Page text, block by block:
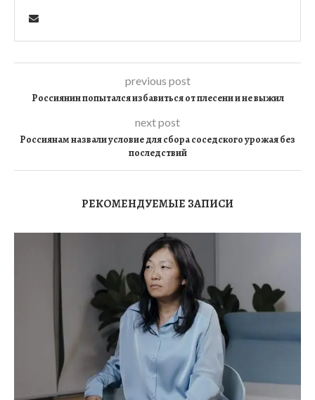
previous post
Россиянин попытался избавиться от плесени и не выжил
next post
Россиянам назвали условие для сбора соседского урожая без
последствий
РЕКОМЕНДУЕМЫЕ ЗАПИСИ